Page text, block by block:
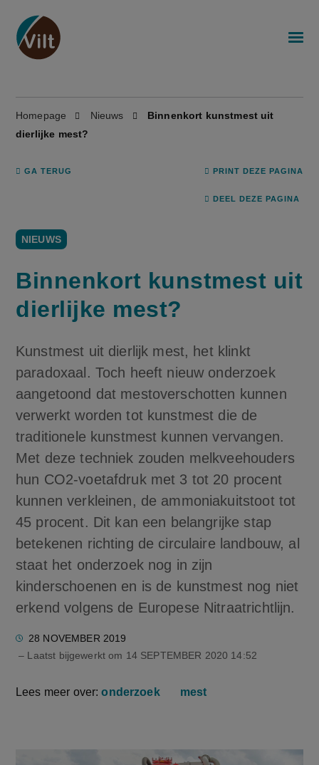
Homepage Nieuws
Binnenkort kunstmest uit
dierlijke mest?
GA TERUG PRINT DEZE PAGINA
DEEL DEZE PAGINA
NIEUWS
Binnenkort kunstmest uit
dierlijke mest?
Kunstmest uit dierlijk mest, het klinkt
paradoxaal. Toch heeft nieuw onderzoek
aangetoond dat mestoverschotten kunnen
verwerkt worden tot kunstmest die de
traditionele kunstmest kunnen vervangen.
Met deze techniek zouden melkveehouders
hun CO2-voetafdruk met 3 tot 20 procent
kunnen verkleinen, de ammoniakuitstoot tot
45 procent. Dit kan een belangrijke stap
betekenen richting de circulaire landbouw, al
staat het onderzoek nog in zijn
kinderschoenen en is de kunstmest nog niet
erkend volgens de Europese Nitraatrichtlijn.
28 NOVEMBER 2019
– Laatst bijgewerkt om 14 SEPTEMBER 2020 14:52
Lees meer over:onderzoek mest